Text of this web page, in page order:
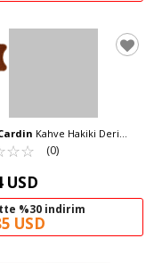
Kahve Hakiki Deri
Terlik PC-7318 M
☆☆
★★ (0)
USD
%30 indirim
USD